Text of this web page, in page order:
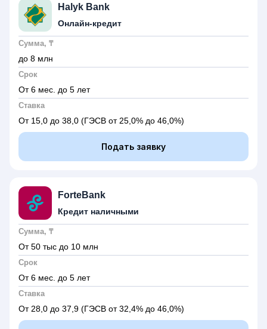
Halyk Bank
Онлайн-кредит
Сумма, ₸
до 8 млн
Срок
От 6 мес. до 5 лет
Ставка
От 15,0 до 38,0 (ГЭСВ от 25,0% до 46,0%)
Подать заявку
ForteBank
Кредит наличными
Сумма, ₸
От 50 тыс до 10 млн
Срок
От 6 мес. до 5 лет
Ставка
От 28,0 до 37,9 (ГЭСВ от 32,4% до 46,0%)